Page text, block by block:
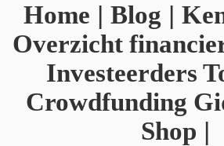
Home | Blog |
Overzicht
Investeerders
Crowdfunding
Shop |